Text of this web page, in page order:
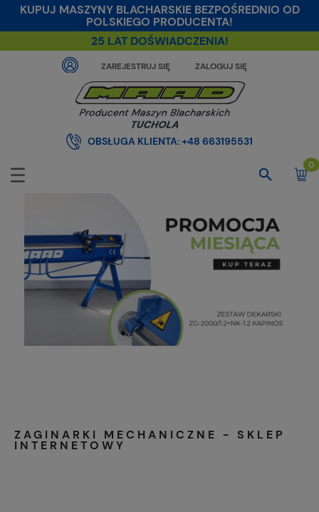
KUPUJ MASZYNY BLACHARSKIE BEZPOŚREDNIO OD
POLSKIEGO PRODUCENTA!
25 LAT DOŚWIADCZENIA!
ZAREJESTRUJ SIĘ ZALOGUJ SIĘ
OBSŁUGA KLIENTA:+48 663195531
ZAGINARKI MECHANICZNE - SKLEP
INTERNETOWY